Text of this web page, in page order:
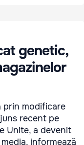
genetic,
prin modificare
recent pe
Unite, a devenit
informează